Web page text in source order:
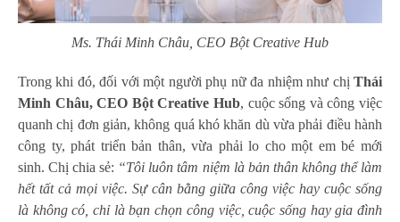
Ms. Thái Minh Châu, CEO Bột Creative Hub
Trong khi đó, đối với một người phụ nữ đa nhiệm như chị Thái
Minh Châu, CEO Bột Creative Hub, cuộc sống và công việc
quanh chị đơn giản, không quá khó khăn dù vừa phải điều hành
công ty, phát triển bản thân, vừa phải lo cho một em bé mới
sinh. Chị chia sẻ: “Tôi luôn tâm niệm là bản thân không thể làm
hết tất cả mọi việc. Sự cân bằng giữa công việc hay cuộc sống
là không có, chỉ là bạn chọn công việc, cuộc sống hay gia đình